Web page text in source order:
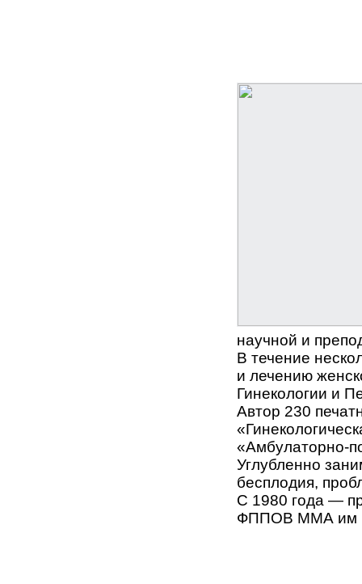
научной и
В течение
и лечению
Гинекологии и
Автор 230
«Амбулаторно-
Углубленно
бесплодия,
С 1980 года —
ФППОВ ММА им